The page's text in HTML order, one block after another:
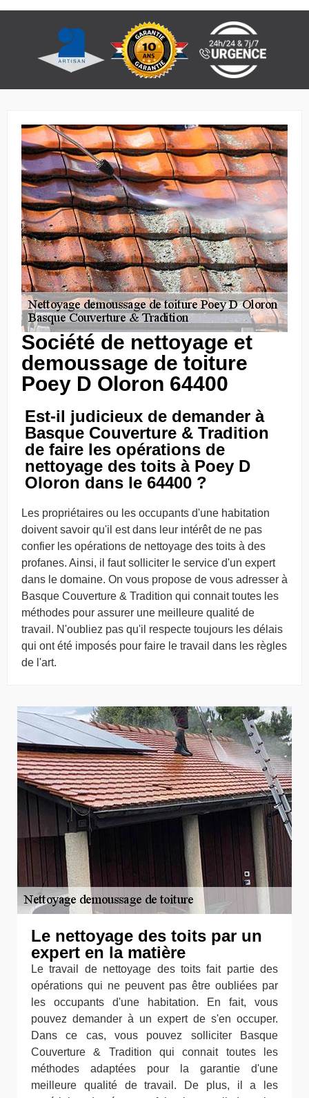
Société de nettoyage et
demoussage de toiture
Poey D Oloron 64400
Est-il judicieux de demander à
Basque Couverture & Tradition
de faire les opérations de
nettoyage des toits à Poey D
Oloron dans le 64400 ?
Les propriétaires ou les occupants d'une habitation
doivent savoir qu'il est dans leur intérêt de ne pas
confier les opérations de nettoyage des toits à des
profanes. Ainsi, il faut solliciter le service d'un expert
dans le domaine. On vous propose de vous adresser à
Basque Couverture & Tradition qui connait toutes les
méthodes pour assurer une meilleure qualité de
travail. N'oubliez pas qu'il respecte toujours les délais
qui ont été imposés pour faire le travail dans les règles
de l'art.
Le nettoyage des toits par un
expert en la matière
Le travail de nettoyage des toits fait partie des
opérations qui ne peuvent pas être oubliées par
les occupants d'une habitation. En fait, vous
pouvez demander à un expert de s'en occuper.
Dans ce cas, vous pouvez solliciter Basque
Couverture & Tradition qui connait toutes les
méthodes adaptées pour la garantie d'une
meilleure qualité de travail. De plus, il a les